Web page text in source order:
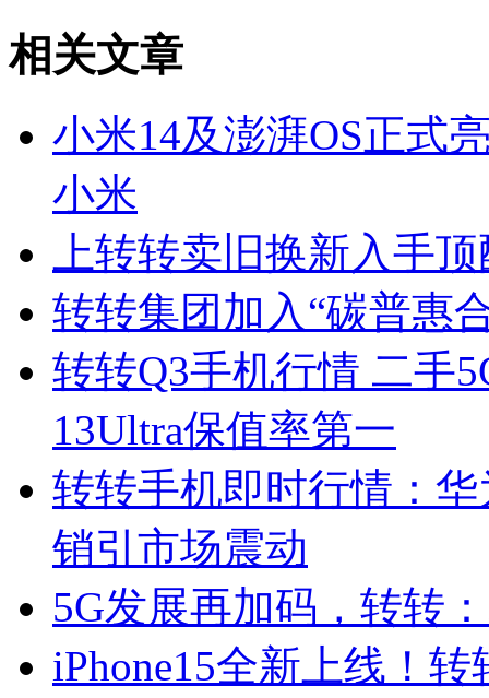
相关文章
小米14及澎湃OS正式
小米
上转转卖旧换新入手
转转集团加入“碳普惠
转转Q3手机行情 二手
13Ultra保值率第一
转转手机即时行情：
销引市场震动
5G发展再加码，转转
iPhone15全新上线！